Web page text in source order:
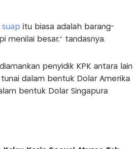
itu biasa adalah barang-
menilai besar," tandasnya.
penyidik KPK antara lain
tunai dalam bentuk Dolar Amerika
bentuk Dolar Singapura